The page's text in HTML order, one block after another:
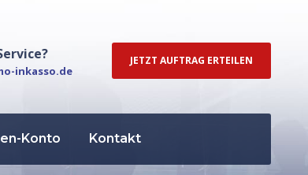
inkasso.de
JETZT AUFTRAG ERTEILEN
Konto Kontakt